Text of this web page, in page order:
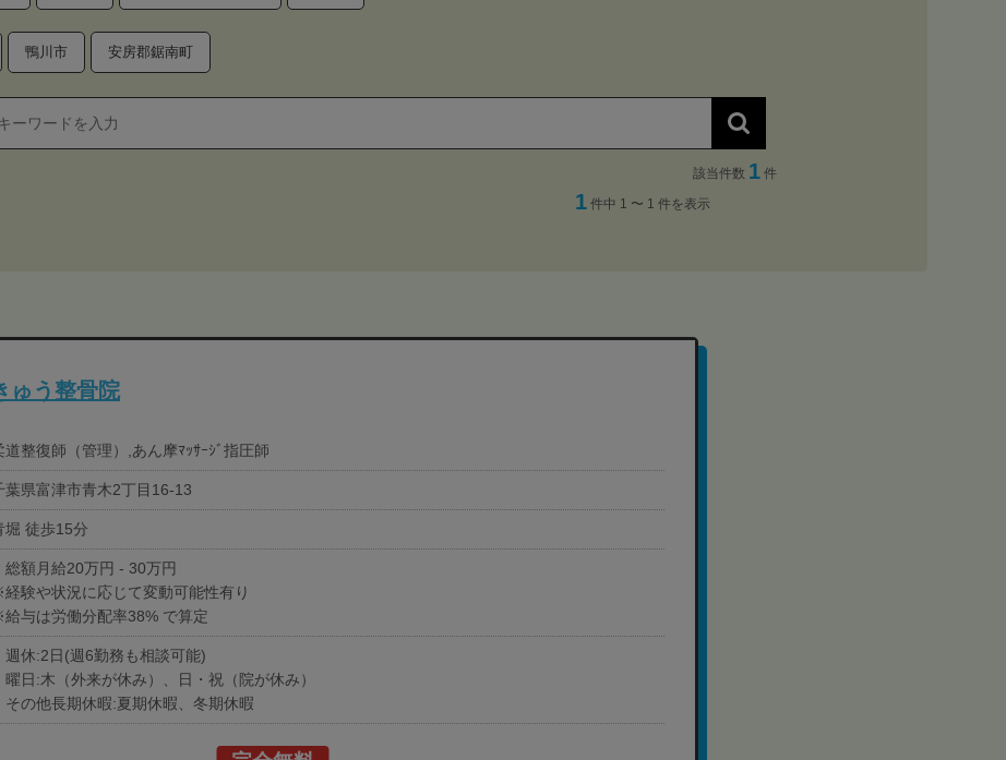
鴨川市 安房郡鋸南町
該当件数 1 件
1 件中 1 〜 1 件を表示
ゅう整骨院
道整復師（管理）,あん摩ﾏｯｻｰｼﾞ指圧師
葉県富津市青木2丁目16-13
堀 徒歩15分
総額月給20万円 - 30万円
験や状況に応じて変動可能性有り
与は労働分配率38% で算定
週休:2日(週6勤務も相談可能)
曜日:木（外来が休み）、日・祝（院が休み）
その他長期休暇:夏期休暇、冬期休暇